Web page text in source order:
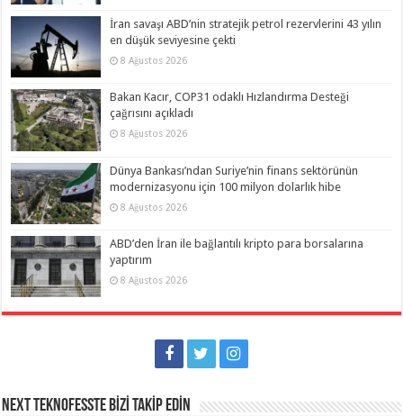
İran savaşı ABD’nin stratejik petrol rezervlerini 43 yılın
en düşük seviyesine çekti
8 Ağustos 2026
Bakan Kacır, COP31 odaklı Hızlandırma Desteği
çağrısını açıkladı
8 Ağustos 2026
Dünya Bankası’ndan Suriye’nin finans sektörünün
modernizasyonu için 100 milyon dolarlık hibe
8 Ağustos 2026
ABD’den İran ile bağlantılı kripto para borsalarına
yaptırım
8 Ağustos 2026
NEXT TEKNOFESSTE BİZİ TAKİP EDİN